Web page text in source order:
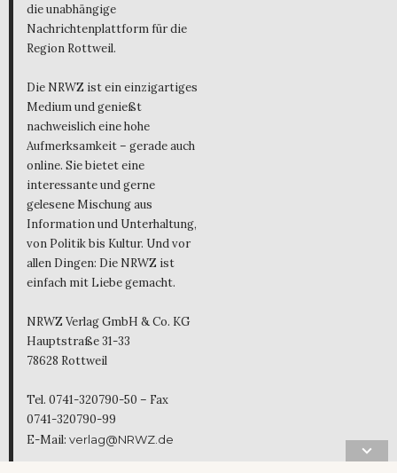
die unabhängige
Nachrichtenplattform für die
Region Rottweil.
Die NRWZ ist ein einzigartiges
Medium und genießt
nachweislich eine hohe
Aufmerksamkeit – gerade auch
online. Sie bietet eine
interessante und gerne
gelesene Mischung aus
Information und Unterhaltung,
von Politik bis Kultur. Und vor
allen Dingen: Die NRWZ ist
einfach mit Liebe gemacht.
NRWZ Verlag GmbH & Co. KG
Hauptstraße 31-33
78628 Rottweil
Tel. 0741-320790-50 – Fax
0741-320790-99
E-Mail: verlag@NRWZ.de